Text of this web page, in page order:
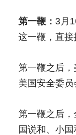
第一鞭： 3 月
这一鞭，直接
第一鞭之后
美国安全委员
第一鞭之后
国说和、小